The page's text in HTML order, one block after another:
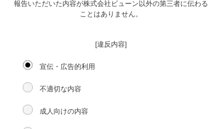
報告いただいた内容が株式会社ビューン以外の第三者に伝わる
ことはありません。
[違反内容]
宣伝・広告的利用
不適切な内容
成人向けの内容